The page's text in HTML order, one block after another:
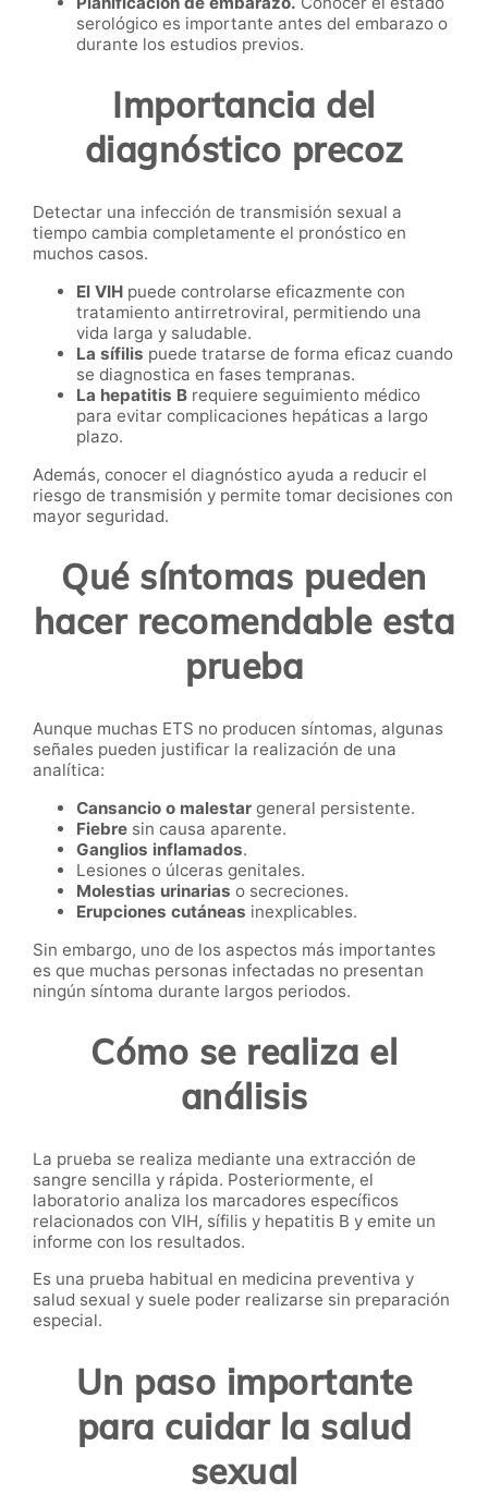
serológico es importante antes del embarazo o
durante los estudios previos.
Importancia del
diagnóstico precoz
Detectar una infección de transmisión sexual a
tiempo cambia completamente el pronóstico en
muchos casos.
El VIH puede controlarse eficazmente con
tratamiento antirretroviral, permitiendo una
vida larga y saludable.
La sífilis puede tratarse de forma eficaz cuando
se diagnostica en fases tempranas.
La hepatitis B requiere seguimiento médico
para evitar complicaciones hepáticas a largo
plazo.
Además, conocer el diagnóstico ayuda a reducir el
riesgo de transmisión y permite tomar decisiones con
mayor seguridad.
Qué síntomas pueden
hacer recomendable esta
prueba
Aunque muchas ETS no producen síntomas, algunas
señales pueden justificar la realización de una
analítica:
Cansancio o malestar general persistente.
Fiebre sin causa aparente.
Ganglios inflamados.
Lesiones o úlceras genitales.
Molestias urinarias o secreciones.
Erupciones cutáneas inexplicables.
Sin embargo, uno de los aspectos más importantes
es que muchas personas infectadas no presentan
ningún síntoma durante largos periodos.
Cómo se realiza el
análisis
La prueba se realiza mediante una extracción de
sangre sencilla y rápida. Posteriormente, el
laboratorio analiza los marcadores específicos
relacionados con VIH, sífilis y hepatitis B y emite un
informe con los resultados.
Es una prueba habitual en medicina preventiva y
salud sexual y suele poder realizarse sin preparación
especial.
Un paso importante
para cuidar la salud
sexual